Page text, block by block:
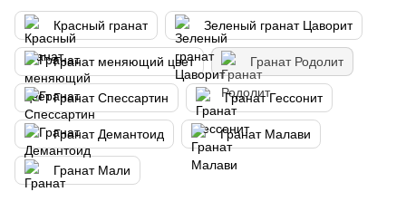
Красный гранат Зеленый гранат Цаворит
Гранат меняющий цвет Гранат Родолит
Гранат Спессартин Гранат Гессонит
Гранат Демантоид Гранат Малави
Гранат Мали